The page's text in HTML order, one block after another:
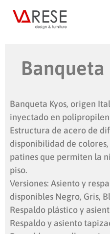
Banqueta
Banqueta Kyos, origen
inyectado en
Estructura de acero de
disponibilidad de
patines que permiten la
piso.
Versiones: Asiento y
disponibles Negro, Gris,
Respaldo plástico y
Respaldo y asiento